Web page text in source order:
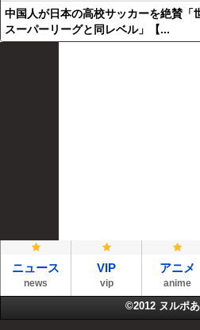
中国人が日本の高校サッカーを絶賛「
スーパーリーグと同レベル」【...
ニュース
news
VIP
vip
アニメ
anime
©2012 ヌルポ